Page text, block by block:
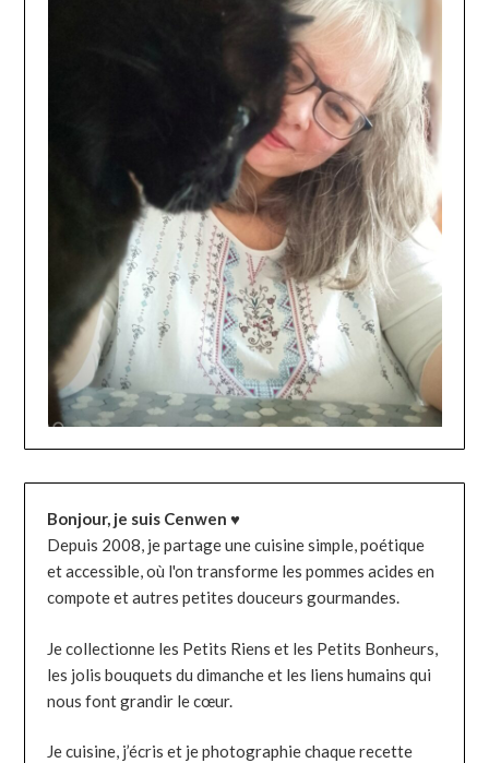
Bonjour, je suis Cenwen ♥
Depuis 2008, je partage une cuisine simple, poétique
et accessible, où l'on transforme les pommes acides en
compote et autres petites douceurs gourmandes.
Je collectionne les Petits Riens et les Petits Bonheurs,
les jolis bouquets du dimanche et les liens humains qui
nous font grandir le cœur.
Je cuisine, j’écris et je photographie chaque recette